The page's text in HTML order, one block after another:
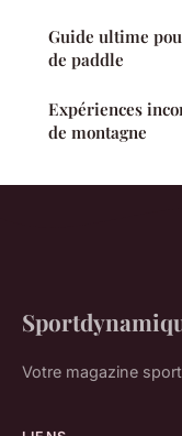
Guide ultime
de paddle
Expériences
de montagne
Votre magazine